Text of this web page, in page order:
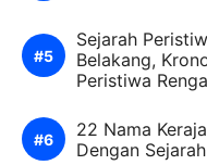
Sejarah
Belakang,
Peristiwa
22 Nama
Dengan